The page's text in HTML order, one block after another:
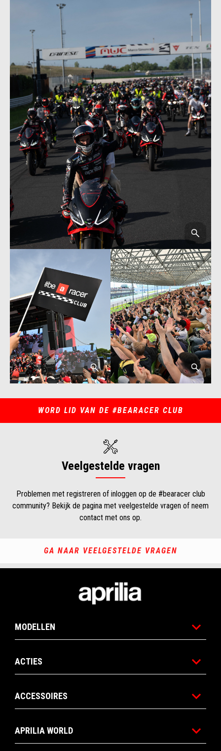
WORD LID VAN DE #BEARACER CLUB
Veelgestelde vragen
Problemen met registreren of inloggen op de #bearacer club
community? Bekijk de pagina met veelgestelde vragen of neem
contact met ons op.
GA NAAR VEELGESTELDE VRAGEN
MODELLEN
ACTIES
ACCESSOIRES
APRILIA WORLD